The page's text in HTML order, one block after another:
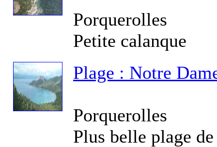
Porquerolles
Petite calanque
Plage : Notre
Porquerolles
Plus belle plage